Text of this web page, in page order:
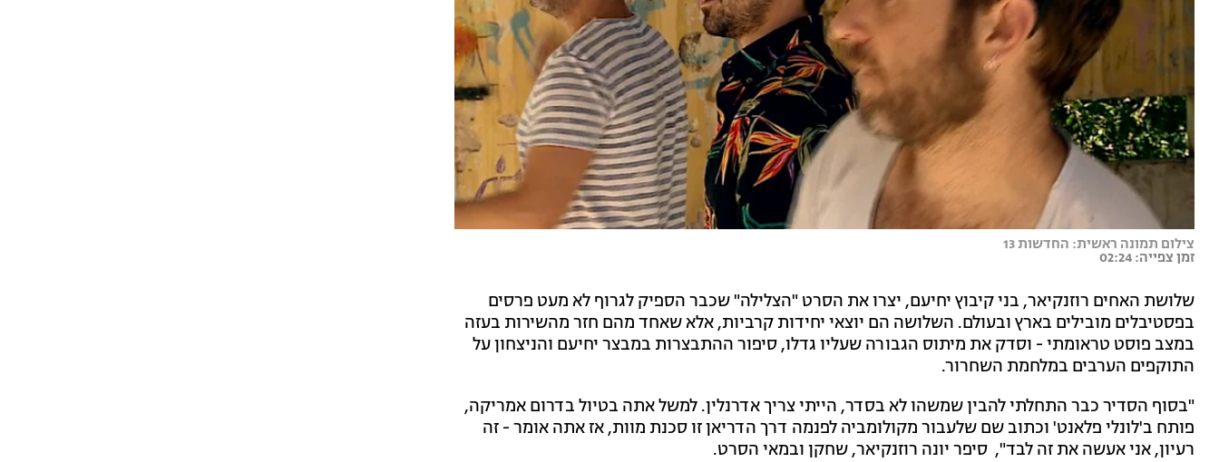
צילום תמונה ראשית: החדשות 13
זמן צפייה: 02:24
שלושת האחים רוזנקיאר, בני קיבוץ יחיעם, יצרו את הסרט "הצלילה" שכבר הספיק לגרוף לא מעט פרסים
בפסטיבלים מובילים בארץ ובעולם. השלושה הם יוצאי יחידות קרביות, אלא שאחד מהם חזר מהשירות בעזה
במצב פוסט טראומתי - וסדק את מיתוס הגבורה שעליו גדלו, סיפור ההתבצרות במבצר יחיעם והניצחון על
התוקפים הערבים במלחמת השחרור.
"בסוף הסדיר כבר התחלתי להבין שמשהו לא בסדר, הייתי צריך אדרנלין. למשל אתה בטיול בדרום אמריקה,
פותח ב'לונלי פלאנט' וכתוב שם שלעבור מקולומביה לפנמה דרך הדריאן זו סכנת מוות, אז אתה אומר - זה
רעיון, אני אעשה את זה לבד", סיפר יונה רוזנקיאר, שחקן ובמאי הסרט.